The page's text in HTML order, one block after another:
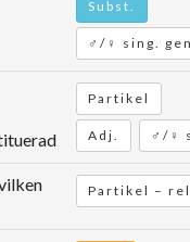
Subst.
♂/♀ sing.
Partikel
Adj. ♂/♀
Partikel –